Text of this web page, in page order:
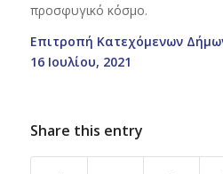
προσφυγικό κόσμο.
Επιτροπή Κατεχόμενων
16 Ιουλίου, 2021
Share this entry